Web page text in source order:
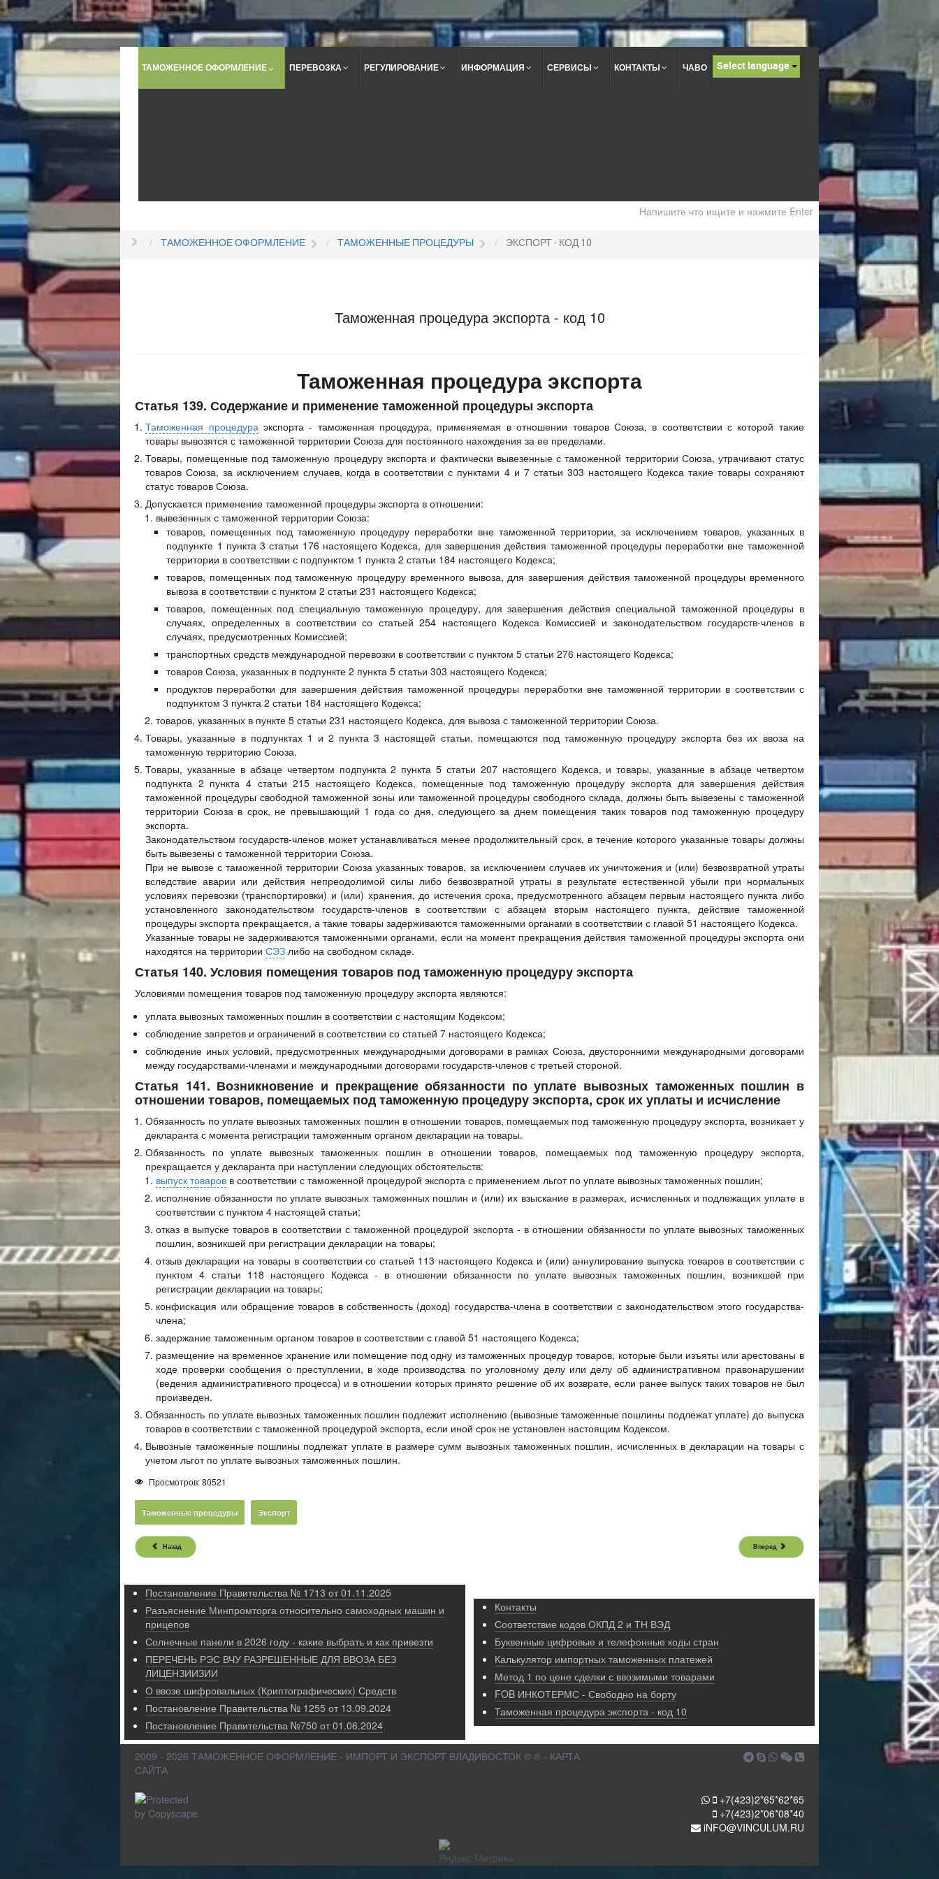
ТАМОЖЕННОЕ ОФОРМЛЕНИЕ ПЕРЕВОЗКА РЕГУЛИРОВАНИЕ ИНФОРМАЦИЯ СЕРВИСЫ КОНТАКТЫ ЧАВО Select language
сайту
ТАМОЖЕННОЕ ОФОРМЛЕНИЕ ТАМОЖЕННЫЕ ПРОЦЕДУРЫ ЭКСПОРТ - КОД 10
Таможенная процедура экспорта - код 10
Таможенная процедура экспорта
Статья 139. Содержание и применение таможенной процедуры экспорта
Таможенная процедура экспорта - таможенная процедура, применяемая в отношении товаров Союза, в соответствии с которой такие
товары вывозятся с таможенной территории Союза для постоянного нахождения за ее пределами.
Товары, помещенные под таможенную процедуру экспорта и фактически вывезенные с таможенной территории Союза, утрачивают статус
товаров Союза, за исключением случаев, когда в соответствии с пунктами 4 и 7 статьи 303 настоящего Кодекса такие товары сохраняют
статус товаров Союза.
Допускается применение таможенной процедуры экспорта в отношении:
вывезенных с таможенной территории Союза:
товаров, помещенных под таможенную процедуру переработки вне таможенной территории, за исключением товаров, указанных в
подпункте 1 пункта 3 статьи 176 настоящего Кодекса, для завершения действия таможенной процедуры переработки вне таможенной
территории в соответствии с подпунктом 1 пункта 2 статьи 184 настоящего Кодекса;
товаров, помещенных под таможенную процедуру временного вывоза, для завершения действия таможенной процедуры временного
вывоза в соответствии с пунктом 2 статьи 231 настоящего Кодекса;
товаров, помещенных под специальную таможенную процедуру, для завершения действия специальной таможенной процедуры в
случаях, определенных в соответствии со статьей 254 настоящего Кодекса Комиссией и законодательством государств-членов в
случаях, предусмотренных Комиссией;
транспортных средств международной перевозки в соответствии с пунктом 5 статьи 276 настоящего Кодекса;
товаров Союза, указанных в подпункте 2 пункта 5 статьи 303 настоящего Кодекса;
продуктов переработки для завершения действия таможенной процедуры переработки вне таможенной территории в соответствии с
подпунктом 3 пункта 2 статьи 184 настоящего Кодекса;
товаров, указанных в пункте 5 статьи 231 настоящего Кодекса, для вывоза с таможенной территории Союза.
Товары, указанные в подпунктах 1 и 2 пункта 3 настоящей статьи, помещаются под таможенную процедуру экспорта без их ввоза на
таможенную территорию Союза.
Товары, указанные в абзаце четвертом подпункта 2 пункта 5 статьи 207 настоящего Кодекса, и товары, указанные в абзаце четвертом
подпункта 2 пункта 4 статьи 215 настоящего Кодекса, помещенные под таможенную процедуру экспорта для завершения действия
таможенной процедуры свободной таможенной зоны или таможенной процедуры свободного склада, должны быть вывезены с таможенной
территории Союза в срок, не превышающий 1 года со дня, следующего за днем помещения таких товаров под таможенную процедуру
экспорта.
Законодательством государств-членов может устанавливаться менее продолжительный срок, в течение которого указанные товары должны
быть вывезены с таможенной территории Союза.
При не вывозе с таможенной территории Союза указанных товаров, за исключением случаев их уничтожения и (или) безвозвратной утраты
вследствие аварии или действия непреодолимой силы либо безвозвратной утраты в результате естественной убыли при нормальных
условиях перевозки (транспортировки) и (или) хранения, до истечения срока, предусмотренного абзацем первым настоящего пункта либо
установленного законодательством государств-членов в соответствии с абзацем вторым настоящего пункта, действие таможенной
процедуры экспорта прекращается, а такие товары задерживаются таможенными органами в соответствии с главой 51 настоящего Кодекса.
Указанные товары не задерживаются таможенными органами, если на момент прекращения действия таможенной процедуры экспорта они
находятся на территорииСЭЗ либо на свободном складе.
Статья 140. Условия помещения товаров под таможенную процедуру экспорта
Условиями помещения товаров под таможенную процедуру экспорта являются:
уплата вывозных таможенных пошлин в соответствии с настоящим Кодексом;
соблюдение запретов и ограничений в соответствии со статьей 7 настоящего Кодекса;
соблюдение иных условий, предусмотренных международными договорами в рамках Союза, двусторонними международными договорами
между государствами-членами и международными договорами государств-членов с третьей стороной.
Статья 141. Возникновение и прекращение обязанности по уплате вывозных таможенных пошлин в
отношении товаров, помещаемых под таможенную процедуру экспорта, срок их уплаты и исчисление
Обязанность по уплате вывозных таможенных пошлин в отношении товаров, помещаемых под таможенную процедуру экспорта, возникает у
декларанта с момента регистрации таможенным органом декларации на товары.
Обязанность по уплате вывозных таможенных пошлин в отношении товаров, помещаемых под таможенную процедуру экспорта,
прекращается у декларанта при наступлении следующих обстоятельств:
выпуск товаров в соответствии с таможенной процедурой экспорта с применением льгот по уплате вывозных таможенных пошлин;
исполнение обязанности по уплате вывозных таможенных пошлин и (или) их взыскание в размерах, исчисленных и подлежащих уплате в
соответствии с пунктом 4 настоящей статьи;
отказ в выпуске товаров в соответствии с таможенной процедурой экспорта - в отношении обязанности по уплате вывозных таможенных
пошлин, возникшей при регистрации декларации на товары;
отзыв декларации на товары в соответствии со статьей 113 настоящего Кодекса и (или) аннулирование выпуска товаров в соответствии с
пунктом 4 статьи 118 настоящего Кодекса - в отношении обязанности по уплате вывозных таможенных пошлин, возникшей при
регистрации декларации на товары;
конфискация или обращение товаров в собственность (доход) государства-члена в соответствии с законодательством этого государства-
члена;
задержание таможенным органом товаров в соответствии с главой 51 настоящего Кодекса;
размещение на временное хранение или помещение под одну из таможенных процедур товаров, которые были изъяты или арестованы в
ходе проверки сообщения о преступлении, в ходе производства по уголовному делу или делу об административном правонарушении
(ведения административного процесса) и в отношении которых принято решение об их возврате, если ранее выпуск таких товаров не был
произведен.
Обязанность по уплате вывозных таможенных пошлин подлежит исполнению (вывозные таможенные пошлины подлежат уплате) до выпуска
товаров в соответствии с таможенной процедурой экспорта, если иной срок не установлен настоящим Кодексом.
Вывозные таможенные пошлины подлежат уплате в размере сумм вывозных таможенных пошлин, исчисленных в декларации на товары с
учетом льгот по уплате вывозных таможенных пошлин.
Просмотров: 80521
Таможенные процедуры Экспорт
Назад Вперед
Постановление Правительства № 1713 от 01.11.2025
Разъяснение Минпромторга относительно самоходных машин и
прицепов
Солнечные панели в 2026 году - какие выбрать и как привезти
ПЕРЕЧЕНЬ РЭС ВЧУ РАЗРЕШЕННЫЕ ДЛЯ ВВОЗА БЕЗ
ЛИЦЕНЗИИЗИИ
О ввозе шифровальных (Криптографических) Средств
Постановление Правительства № 1255 от 13.09.2024
Постановление Правительства №750 от 01.06.2024
Контакты
Соответствие кодов ОКПД 2 и ТН ВЭД
Буквенные цифровые и телефонные коды стран
Калькулятор импортных таможенных платежей
Метод 1 по цене сделки с ввозимыми товарами
FOB ИНКОТЕРМС - Свободно на борту
Таможенная процедура экспорта - код 10
2009 - 2026 ТАМОЖЕННОЕ ОФОРМЛЕНИЕ - ИМПОРТ И ЭКСПОРТ ВЛАДИВОСТОК © ® - КАРТА
САЙТА
+7(423)2*65*62*65
+7(423)2*06*08*40
iNFO@VINCULUM.RU